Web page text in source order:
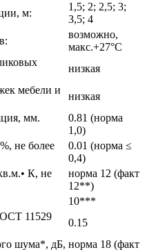
м:
1,5; 2; 2,5; 3;
3,5; 4
возможно,
макс.+27°С
низкая
мебели и
низкая
мм.
0.81 (норма
1,0)
не более
0.01 (норма ≤
0,4)
К, не
норма 12 (факт
12**)
10***
11529
0.15
шума*, дБ, норма 18 (факт